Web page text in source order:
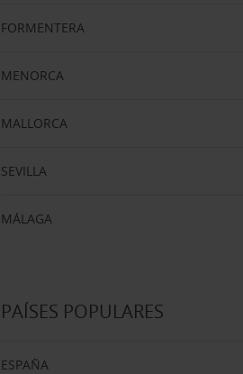
FORMENTERA
MENORCA
MALLORCA
SEVILLA
MÁLAGA
PAÍSES POPULARES
ESPAÑA